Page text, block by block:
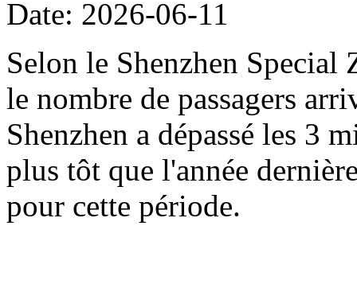
Date: 2026-06-11
Selon le Shenzhen
le nombre de passagers
Shenzhen a dépassé les 3
plus tôt que l'année
pour cette période.